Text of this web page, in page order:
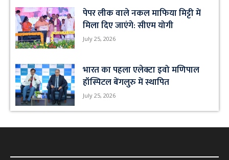
पेपर लीक वाले नकल माफिया मिट्टी में
मिला दिए जाएंगे: सीएम योगी
July 25, 2026
भारत का पहला एलेक्टा इवो मणिपाल
हॉस्पिटल बेंगलुरु में स्थापित
July 25, 2026